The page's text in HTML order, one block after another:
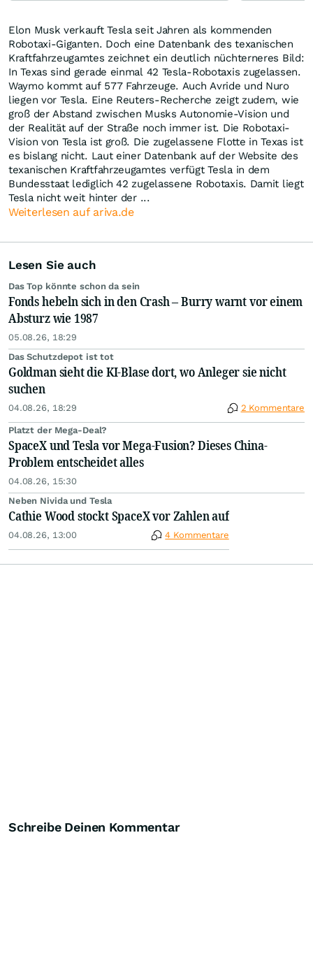
Elon Musk verkauft Tesla seit Jahren als kommenden
Robotaxi-Giganten. Doch eine Datenbank des texanischen
Kraftfahrzeugamtes zeichnet ein deutlich nüchterneres Bild:
In Texas sind gerade einmal 42 Tesla-Robotaxis zugelassen.
Waymo kommt auf 577 Fahrzeuge. Auch Avride und Nuro
liegen vor Tesla. Eine Reuters-Recherche zeigt zudem, wie
groß der Abstand zwischen Musks Autonomie-Vision und
der Realität auf der Straße noch immer ist. Die Robotaxi-
Vision von Tesla ist groß. Die zugelassene Flotte in Texas ist
es bislang nicht. Laut einer Datenbank auf der Website des
texanischen Kraftfahrzeugamtes verfügt Tesla in dem
Bundesstaat lediglich 42 zugelassene Robotaxis. Damit liegt
Tesla nicht weit hinter der ...
Weiterlesen auf ariva.de
Lesen Sie auch
Das Top könnte schon da sein
Fonds hebeln sich in den Crash – Burry warnt vor einem
Absturz wie 1987
05.08.26, 18:29
Das Schutzdepot ist tot
Goldman sieht die KI-Blase dort, wo Anleger sie nicht
suchen
04.08.26, 18:29 2 Kommentare
Platzt der Mega-Deal?
SpaceX und Tesla vor Mega-Fusion? Dieses China-
Problem entscheidet alles
04.08.26, 15:30
Neben Nivida und Tesla
Cathie Wood stockt SpaceX vor Zahlen auf
04.08.26, 13:00 4 Kommentare
Schreibe Deinen Kommentar